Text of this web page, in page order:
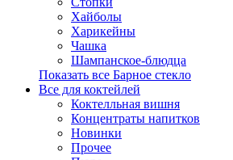
Хайболы
Харикейны
Чашка
Шампанское-блюдца
Показать все Барное стекло
Все для коктейлей
Коктелльная вишня
Концентраты напитков
Новинки
Прочее